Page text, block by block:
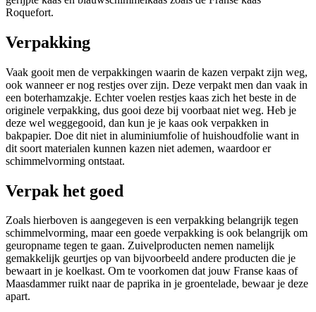
Roquefort.
Verpakking
Vaak gooit men de verpakkingen waarin de kazen verpakt zijn weg,
ook wanneer er nog restjes over zijn. Deze verpakt men dan vaak in
een boterhamzakje. Echter voelen restjes kaas zich het beste in de
originele verpakking, dus gooi deze bij voorbaat niet weg. Heb je
deze wel weggegooid, dan kun je je kaas ook verpakken in
bakpapier. Doe dit niet in aluminiumfolie of huishoudfolie want in
dit soort materialen kunnen kazen niet ademen, waardoor er
schimmelvorming ontstaat.
Verpak het goed
Zoals hierboven is aangegeven is een verpakking belangrijk tegen
schimmelvorming, maar een goede verpakking is ook belangrijk om
geuropname tegen te gaan. Zuivelproducten nemen namelijk
gemakkelijk geurtjes op van bijvoorbeeld andere producten die je
bewaart in je koelkast. Om te voorkomen dat jouw Franse kaas of
Maasdammer ruikt naar de paprika in je groentelade, bewaar je deze
apart.